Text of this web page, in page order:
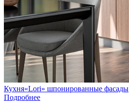
Кухня«Lori» шпонированные фасады
Подробнее